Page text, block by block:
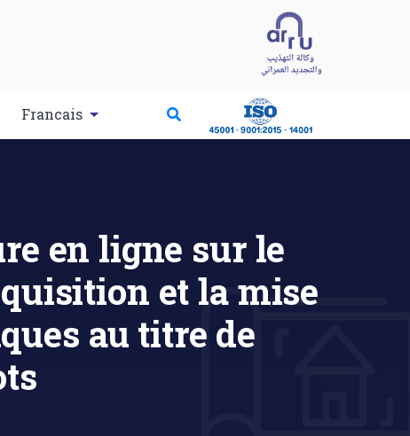
Francais
en ligne sur le
et la mise
au titre de